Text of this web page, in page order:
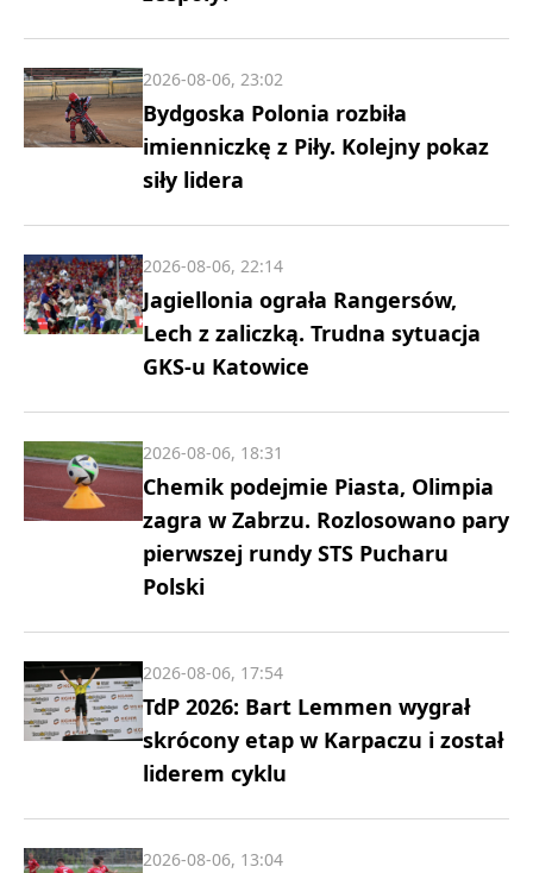
Bydgoska Polonia rozbiła
imienniczkę z Piły. Kolejny pokaz
siły lidera
2026-08-06, 23:02
Jagiellonia ograła Rangersów,
Lech z zaliczką. Trudna sytuacja
GKS-u Katowice
2026-08-06, 22:14
Chemik podejmie Piasta, Olimpia
zagra w Zabrzu. Rozlosowano pary
pierwszej rundy STS Pucharu
Polski
2026-08-06, 18:31
TdP 2026: Bart Lemmen wygrał
skrócony etap w Karpaczu i został
liderem cyklu
2026-08-06, 17:54
2026-08-06, 13:04